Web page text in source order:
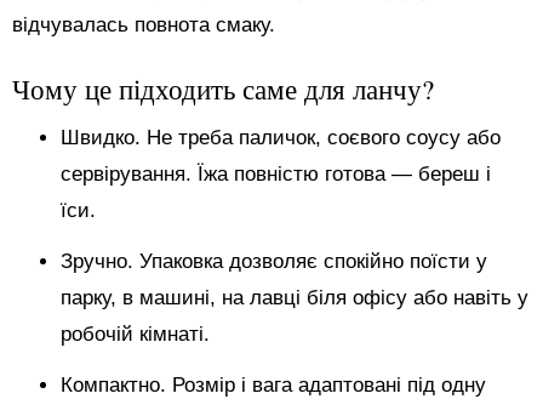
відчувалась повнота смаку.
Чому це підходить саме для ланчу?
Швидко. Не треба паличок, соєвого соусу або
сервірування. Їжа повністю готова — береш і
їси.
Зручно. Упаковка дозволяє спокійно поїсти у
парку, в машині, на лавці біля офісу або навіть у
робочій кімнаті.
Компактно. Розмір і вага адаптовані під одну